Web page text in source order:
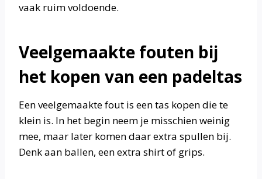
vaak ruim voldoende.
Veelgemaakte fouten bij
het kopen van een padeltas
Een veelgemaakte fout is een tas kopen die te
klein is. In het begin neem je misschien weinig
mee, maar later komen daar extra spullen bij.
Denk aan ballen, een extra shirt of grips.